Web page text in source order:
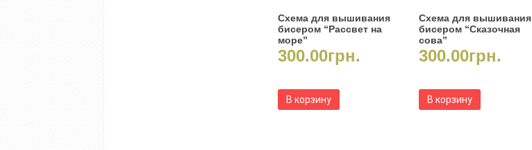
Схема для вышивания
бисером “Рассвет на
море”
300.00грн.
В корзину
Схема для вышивания
бисером “Сказочная
сова”
300.00грн.
В корзину